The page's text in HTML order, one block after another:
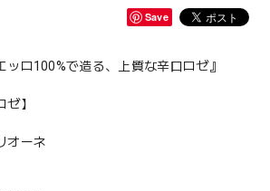
Save
ッロ100%で造る、上質な辛口ロゼ』
ゼ】
オーネ